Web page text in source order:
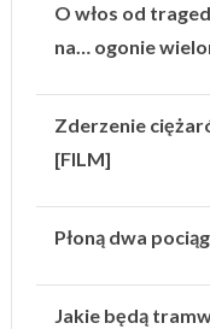
O włos od
na… ogonie
Zderzenie
[FILM]
Płoną dwa
Jakie będą